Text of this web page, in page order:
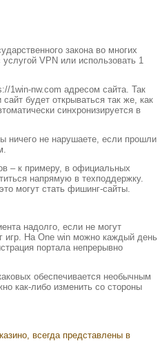
закона во многих
VPN или использовать 1
1win-nw.com адресом сайта. Так
будет открываться так же, как
синхронизируется в
ничего не нарушаете, если прошли
– к примеру, в официальных
напрямую в техподдержку.
могут стать фишинг-сайты.
надолго, если не могут
игр. На One win можно каждый день
портала непрерывно
обеспечивается необычным
как-либо изменить со стороны
всегда представлены в